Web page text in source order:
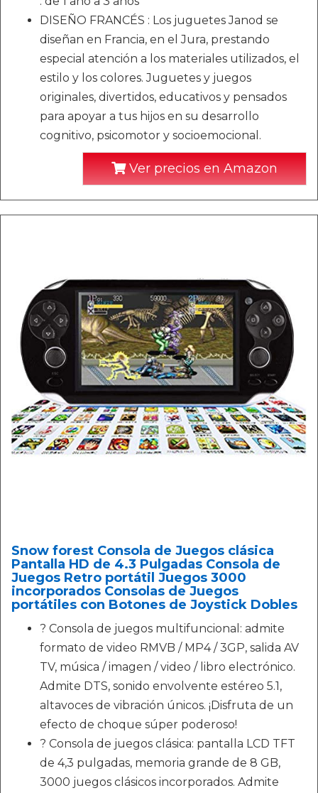
DISEÑO FRANCÉS : Los juguetes Janod se
diseñan en Francia, en el Jura, prestando
especial atención a los materiales utilizados, el
estilo y los colores. Juguetes y juegos
originales, divertidos, educativos y pensados
para apoyar a tus hijos en su desarrollo
cognitivo, psicomotor y socioemocional.
Ver precios en Amazon
Snow forest Consola de Juegos clásica
Pantalla HD de 4.3 Pulgadas Consola de
Juegos Retro portátil Juegos 3000
incorporados Consolas de Juegos
portátiles con Botones de Joystick Dobles
? Consola de juegos multifuncional: admite
formato de video RMVB / MP4 / 3GP, salida AV
TV, música / imagen / video / libro electrónico.
Admite DTS, sonido envolvente estéreo 5.1,
altavoces de vibración únicos. ¡Disfruta de un
efecto de choque súper poderoso!
? Consola de juegos clásica: pantalla LCD TFT
de 4,3 pulgadas, memoria grande de 8 GB,
3000 juegos clásicos incorporados. Admite